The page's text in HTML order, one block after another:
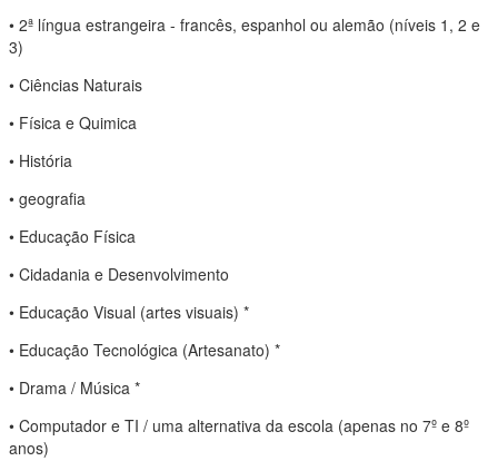
• 2ª língua estrangeira - francês, espanhol ou alemão (níveis 1, 2 e
3)
• Ciências Naturais
• Física e Quimica
• História
• geografia
• Educação Física
• Cidadania e Desenvolvimento
• Educação Visual (artes visuais) *
• Educação Tecnológica (Artesanato) *
• Drama / Música *
• Computador e TI / uma alternativa da escola (apenas no 7º e 8º
anos)